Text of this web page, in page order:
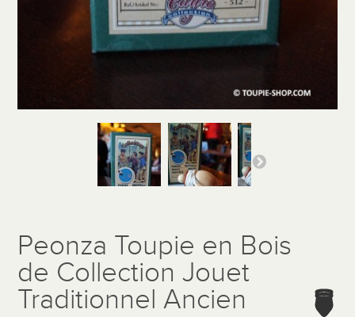
Peonza Toupie en Bois
de Collection Jouet
Traditionnel Ancien